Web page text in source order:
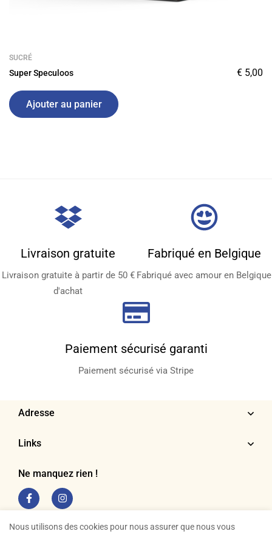
SUCRÉ
Super Speculoos € 5,00
Ajouter au panier
Livraison gratuite
Livraison gratuite à partir de 50 €
d'achat
Fabriqué en Belgique
Fabriqué avec amour en Belgique
Paiement sécurisé garanti
Paiement sécurisé via Stripe
Adresse
Links
Ne manquez rien !
Little Wonder 2026
Nous utilisons des cookies pour nous assurer que nous vous